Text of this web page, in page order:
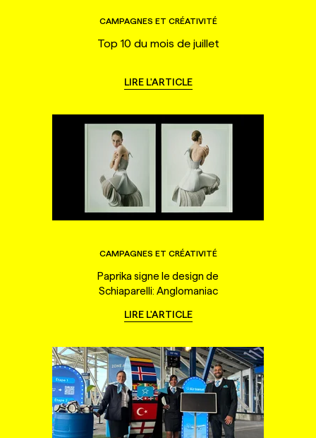
CAMPAGNES ET CRÉATIVITÉ
Top 10 du mois de juillet
LIRE L'ARTICLE
CAMPAGNES ET CRÉATIVITÉ
Paprika signe le design de
Schiaparelli: Anglomaniac
LIRE L'ARTICLE